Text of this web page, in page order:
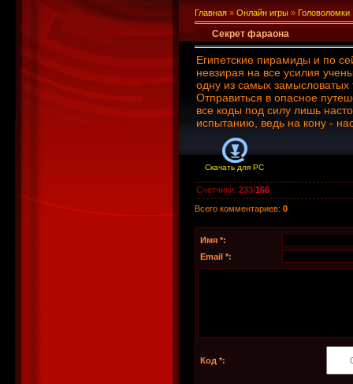
Главная » Онлайн игры » Головоломки
Секрет фараона
Египетские пирамиды и по
невзирая на все усилия
одну из самых
Отправиться в опасное
все коды под силу лишь
испытанию, ведь на кону -
Скачать для PC
Счетчики: 233/166
Всего комментариев: 0
Имя *:
Email *:
Код *: